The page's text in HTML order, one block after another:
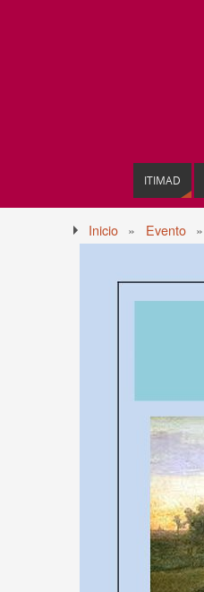
ITIMAD
Inicio » Evento »